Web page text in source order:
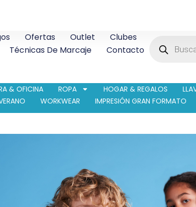
Ofertas Outlet
Clubes
Técnicas De Marcaje Contacto
& OFICINA ROPA HOGAR & REGALOS
WORKWEAR IMPRESIÓN GRAN FORMATO